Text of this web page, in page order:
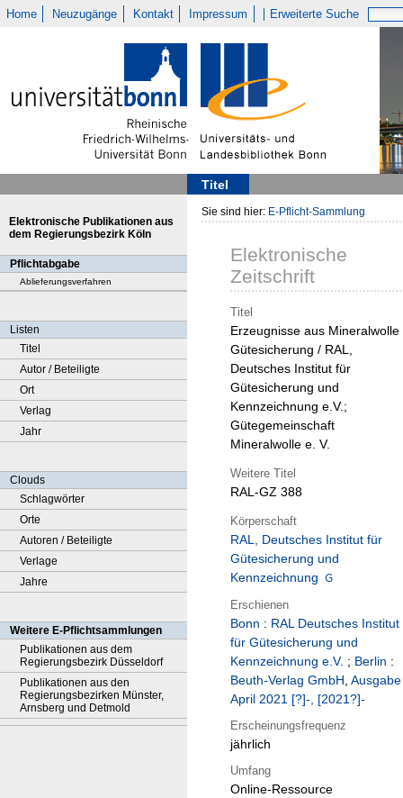
Home Neuzugänge Kontakt Impressum Erweiterte Suche
Titel
Elektronische Publikationen aus
dem Regierungsbezirk Köln
Pflichtabgabe
Ablieferungsverfahren
Listen
Titel
Autor / Beteiligte
Ort
Verlag
Jahr
Clouds
Schlagwörter
Orte
Autoren / Beteiligte
Verlage
Jahre
Weitere E-Pflichtsammlungen
Publikationen aus dem
Regierungsbezirk Düsseldorf
Publikationen aus den
Regierungsbezirken Münster,
Arnsberg und Detmold
Sie sind hier: E-Pflicht-Sammlung
Elektronische
Zeitschrift
Titel
Erzeugnisse aus Mineralwolle
Gütesicherung / RAL,
Deutsches Institut für
Gütesicherung und
Kennzeichnung e.V.;
Gütegemeinschaft
Mineralwolle e. V.
Weitere Titel
RAL-GZ 388
Körperschaft
RAL, Deutsches Institut für
Gütesicherung und
Kennzeichnung
Erschienen
Bonn : RAL Deutsches Institut
für Gütesicherung und
Kennzeichnung e.V. ; Berlin :
Beuth-Verlag GmbH, Ausgabe
April 2021 [?]-, [2021?]-
Erscheinungsfrequenz
jährlich
Umfang
Online-Ressource